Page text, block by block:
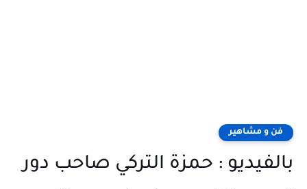
فن و مشاهير
بالفيديو : حمزة التركي صاحب دور